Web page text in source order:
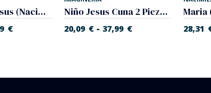
Cuna Niño Jesus (Nacimiento Gloria)
€
Niño Jesus Cuna 2 Piezas (Nacimiento Gloria)
20,09 € - 37,99 € 28,31